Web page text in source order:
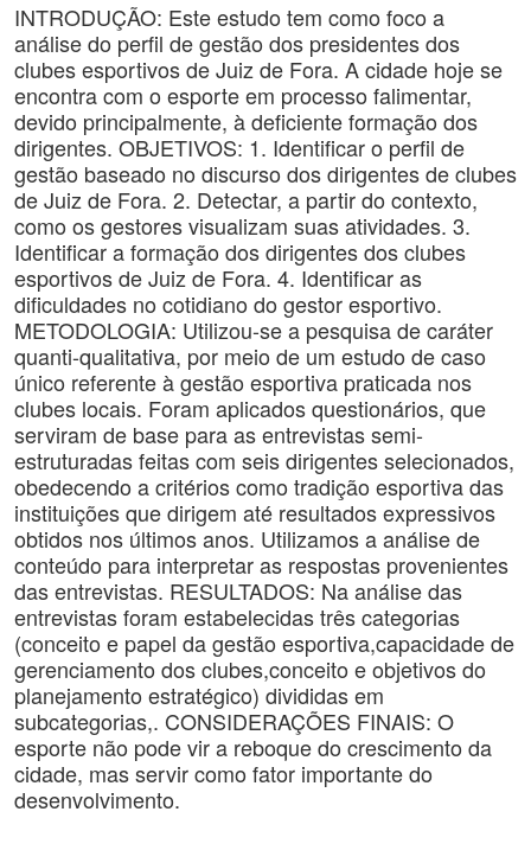
INTRODUÇÃO: Este estudo tem como foco a
análise do perfil de gestão dos presidentes dos
clubes esportivos de Juiz de Fora. A cidade hoje se
encontra com o esporte em processo falimentar,
devido principalmente, à deficiente formação dos
dirigentes. OBJETIVOS: 1. Identificar o perfil de
gestão baseado no discurso dos dirigentes de clubes
de Juiz de Fora. 2. Detectar, a partir do contexto,
como os gestores visualizam suas atividades. 3.
Identificar a formação dos dirigentes dos clubes
esportivos de Juiz de Fora. 4. Identificar as
dificuldades no cotidiano do gestor esportivo.
METODOLOGIA: Utilizou-se a pesquisa de caráter
quanti-qualitativa, por meio de um estudo de caso
único referente à gestão esportiva praticada nos
clubes locais. Foram aplicados questionários, que
serviram de base para as entrevistas semi-
estruturadas feitas com seis dirigentes selecionados,
obedecendo a critérios como tradição esportiva das
instituições que dirigem até resultados expressivos
obtidos nos últimos anos. Utilizamos a análise de
conteúdo para interpretar as respostas provenientes
das entrevistas. RESULTADOS: Na análise das
entrevistas foram estabelecidas três categorias
(conceito e papel da gestão esportiva,capacidade de
gerenciamento dos clubes,conceito e objetivos do
planejamento estratégico) divididas em
subcategorias,. CONSIDERAÇÕES FINAIS: O
esporte não pode vir a reboque do crescimento da
cidade, mas servir como fator importante do
desenvolvimento.